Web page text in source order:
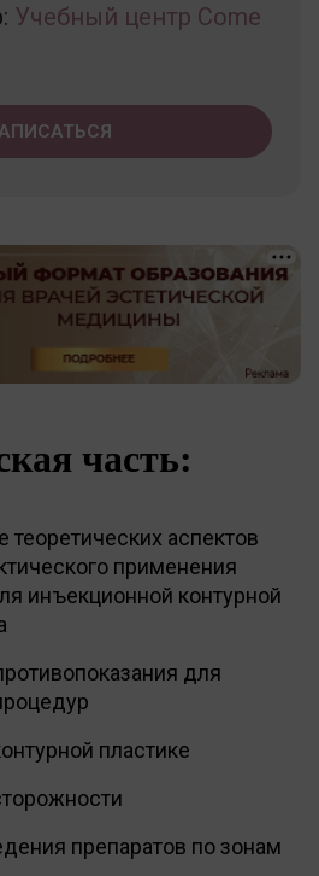
Учебный центр Come
часть:
теоретических аспектов
применения
инъекционной контурной
для
пластике
препаратов по зонам